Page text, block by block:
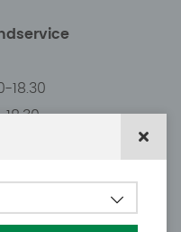
18.30
18.30
18.30
juni stängt)
juni stängt)